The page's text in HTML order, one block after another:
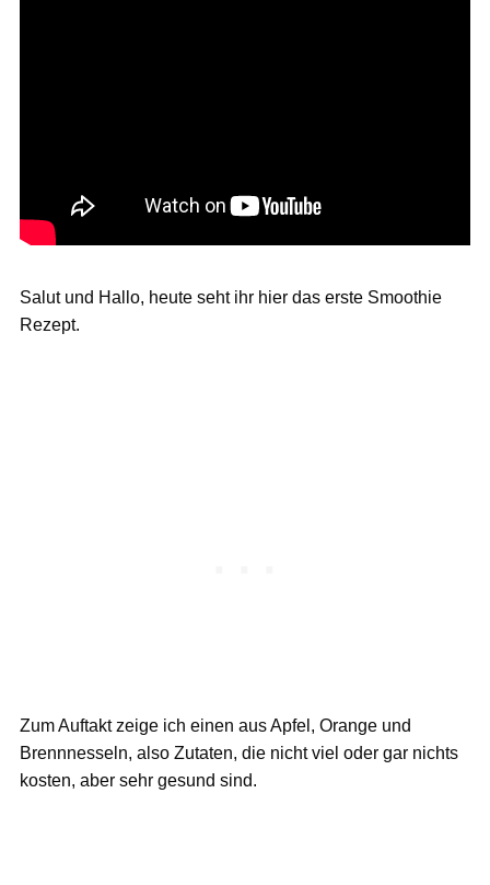
Salut und Hallo, heute seht ihr hier das erste Smoothie
Rezept.
Zum Auftakt zeige ich einen aus Apfel, Orange und
Brennnesseln, also Zutaten, die nicht viel oder gar nichts
kosten, aber sehr gesund sind.